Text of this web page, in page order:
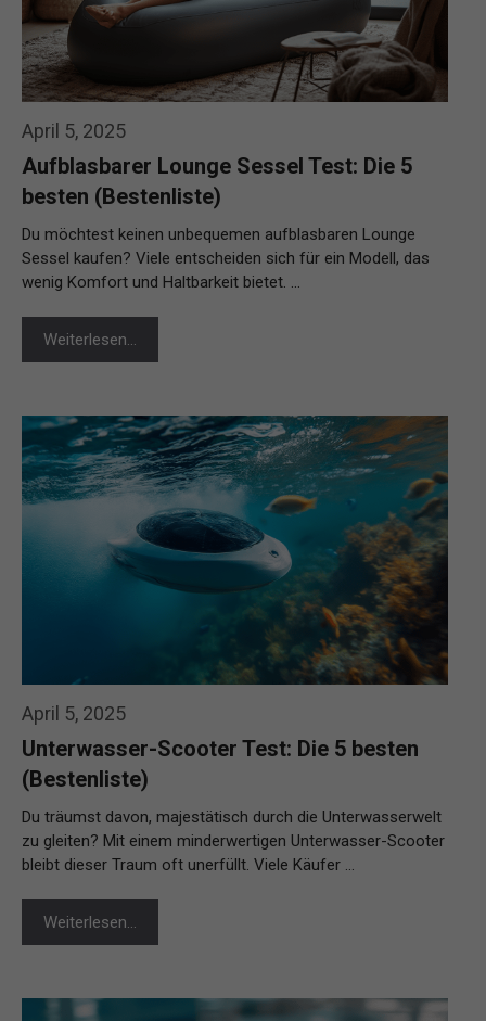
April 5, 2025
Aufblasbarer Lounge Sessel Test: Die 5
besten (Bestenliste)
Du möchtest keinen unbequemen aufblasbaren Lounge
Sessel kaufen? Viele entscheiden sich für ein Modell, das
wenig Komfort und Haltbarkeit bietet. …
Weiterlesen…
April 5, 2025
Unterwasser-Scooter Test: Die 5 besten
(Bestenliste)
Du träumst davon, majestätisch durch die Unterwasserwelt
zu gleiten? Mit einem minderwertigen Unterwasser-Scooter
bleibt dieser Traum oft unerfüllt. Viele Käufer …
Weiterlesen…